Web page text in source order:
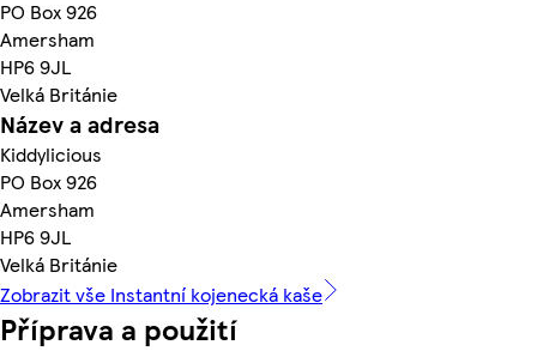
PO Box 926
Amersham
HP6 9JL
Velká Británie
Název a adresa
Kiddylicious
PO Box 926
Amersham
HP6 9JL
Velká Británie
Zobrazit vše Instantní kojenecká kaše
Příprava a použití